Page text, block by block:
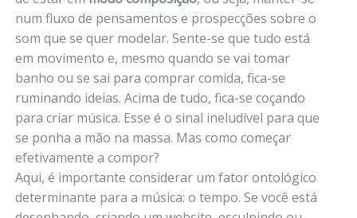
num fluxo de pensamentos e prospecções sobre o
som que se quer modelar. Sente-se que tudo está
em movimento e, mesmo quando se vai tomar
banho ou se sai para comprar comida, fica-se
ruminando ideias. Acima de tudo, fica-se coçando
para criar música. Esse é o sinal ineludível para que
se ponha a mão na massa. Mas como começar
efetivamente a compor?
Aqui, é importante considerar um fator ontológico
determinante para a música: o tempo. Se você está